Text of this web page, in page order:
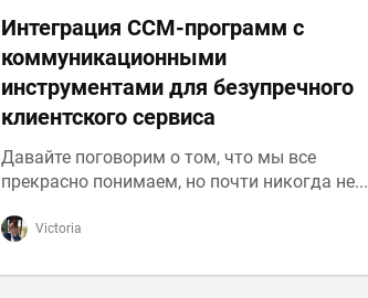
Интеграция CCM-программ с
коммуникационными
инструментами для безупречного
клиентского сервиса
Давайте поговорим о том, что мы все
прекрасно понимаем, но почти никогда не...
Victoria